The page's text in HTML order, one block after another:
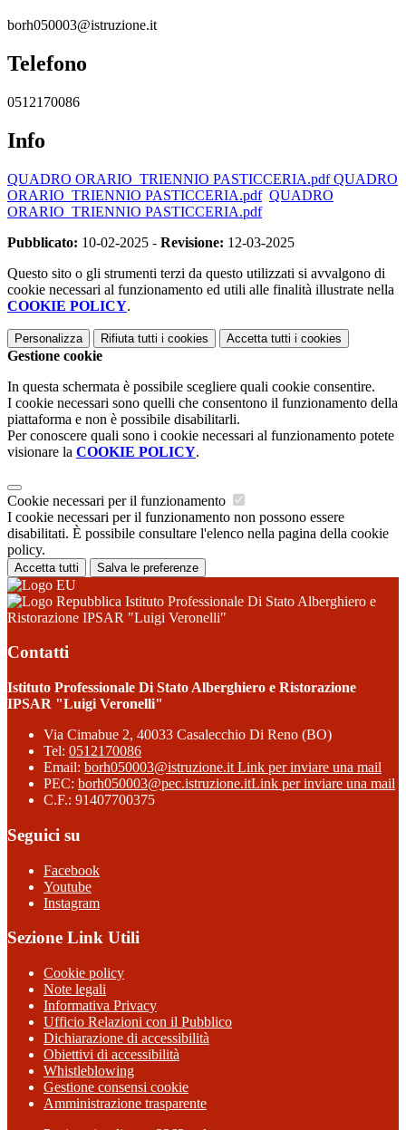
borh050003@istruzione.it
Telefono
0512170086
Info
QUADRO ORARIO_TRIENNIO PASTICCERIA.pdfQUADRO
ORARIO_TRIENNIO PASTICCERIA.pdf QUADRO
ORARIO_TRIENNIO PASTICCERIA.pdf
Pubblicato: 10-02-2025 - Revisione: 12-03-2025
Questo sito o gli strumenti terzi da questo utilizzati si avvalgono di
cookie necessari al funzionamento ed utili alle finalità illustrate nella
COOKIE POLICY.
Personalizza Rifiuta tutti i cookies Accetta tutti i cookies
Gestione cookie
In questa schermata è possibile scegliere quali cookie consentire.
I cookie necessari sono quelli che consentono il funzionamento della
piattaforma e non è possibile disabilitarli.
Per conoscere quali sono i cookie necessari al funzionamento potete
visionare la COOKIE POLICY.
Cookie necessari per il funzionamento
I cookie necessari per il funzionamento non possono essere
disabilitati. È possibile consultare l'elenco nella pagina della cookie
policy.
Accetta tutti Salva le preferenze
Istituto Professionale Di Stato Alberghiero e
Ristorazione IPSAR "Luigi Veronelli"
Contatti
Istituto Professionale Di Stato Alberghiero e Ristorazione
IPSAR "Luigi Veronelli"
Via Cimabue 2, 40033 Casalecchio Di Reno (BO)
Tel: 0512170086
Email: borh050003@istruzione.it Link per inviare una mail
PEC: borh050003@pec.istruzione.itLink per inviare una mail
C.F.: 91407700375
Seguici su
Facebook
Youtube
Instagram
Sezione Link Utili
Cookie policy
Note legali
Informativa Privacy
Ufficio Relazioni con il Pubblico
Dichiarazione di accessibilità
Obiettivi di accessibilità
Whistleblowing
Gestione consensi cookie
Amministrazione trasparente